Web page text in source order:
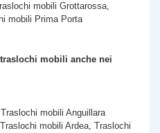
mobili Grottarossa,
mobili Prima Porta
mobili anche nei
mobili Anguillara
mobili Ardea, Traslochi